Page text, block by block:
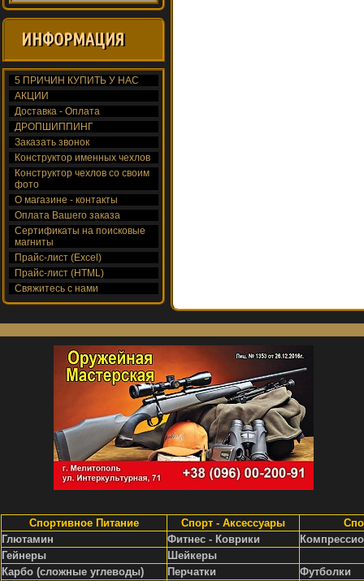
ИНФОРМАЦИЯ
5 ПРИЧИН КУПИТЬ У НАС
АКЦИИ
Доставка - Оплата
ДРОПШИППИНГ
Заказать звонок
Конструктор именных чехлов
Конструктор чехлов со своим
фото
О магазине - контакты
Оплата Вашего заказа
Сертификаты на поисковые
магниты
Прайс-лист (Excel)
Прайс-лист (HTML)
Свяжитесь с нами
Спортивное Питание Спорт - Аксессуары
Глютамин
Фитнес - Коврики
Гейнеры
Шейкеры
Карбо (сложные углеводы)
Перчатки
Футболки